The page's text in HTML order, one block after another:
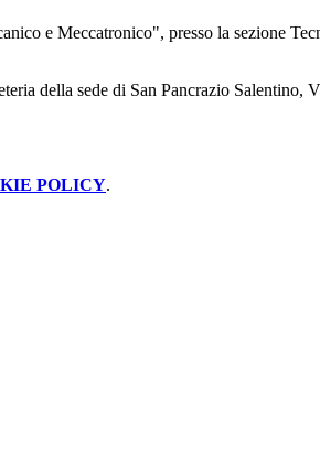
e Meccatronico", presso la sezione
della sede di San Pancrazio Salentino,
POLICY.